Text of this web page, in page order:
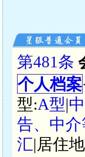
第481条
个人档案
型:A型|
告、中介
汇|居住